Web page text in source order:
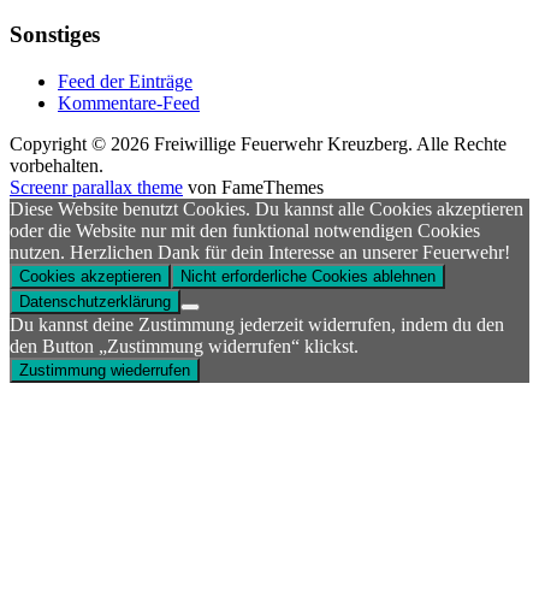
Sonstiges
Feed der Einträge
Kommentare-Feed
Copyright © 2026 Freiwillige Feuerwehr Kreuzberg. Alle Rechte
vorbehalten.
Screenr parallax theme von FameThemes
Diese Website benutzt Cookies. Du kannst alle Cookies akzeptieren
oder die Website nur mit den funktional notwendigen Cookies
nutzen. Herzlichen Dank für dein Interesse an unserer Feuerwehr!
Cookies akzeptieren
Nicht erforderliche Cookies ablehnen
Datenschutzerklärung
Du kannst deine Zustimmung jederzeit widerrufen, indem du den
den Button „Zustimmung widerrufen“ klickst.
Zustimmung wiederrufen